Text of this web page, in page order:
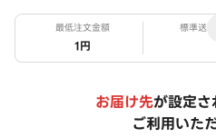
最低注文金額
1円
標準送料
お届け先が設定
ご利用いた